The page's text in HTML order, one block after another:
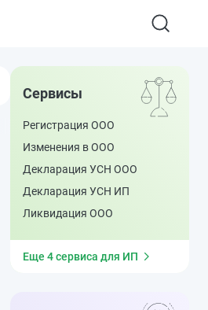
Сервисы
Регистрация ООО
Изменения в ООО
Декларация УСН ООО
Декларация УСН ИП
Ликвидация ООО
Еще 4 сервиса для ИП